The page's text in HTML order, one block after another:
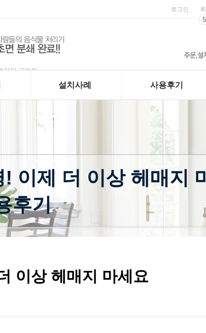
로그인
설치사례
사용후기
이제 더 이상 헤매지
후기
이상 헤매지 마세요